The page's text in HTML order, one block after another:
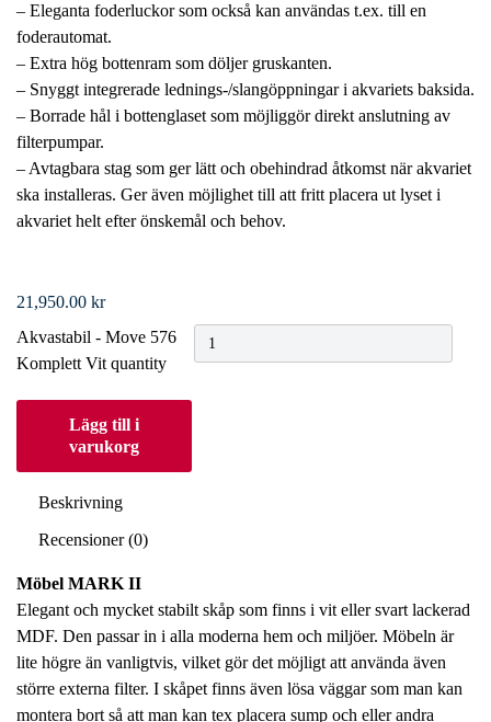
– Eleganta foderluckor som också kan användas t.ex. till en
foderautomat.
– Extra hög bottenram som döljer gruskanten.
– Snyggt integrerade lednings-/slangöppningar i akvariets baksida.
– Borrade hål i bottenglaset som möjliggör direkt anslutning av
filterpumpar.
– Avtagbara stag som ger lätt och obehindrad åtkomst när akvariet
ska installeras. Ger även möjlighet till att fritt placera ut lyset i
akvariet helt efter önskemål och behov.
21,950.00 kr
Akvastabil - Move 576
Komplett Vit quantity
Lägg till i
varukorg
Beskrivning
Recensioner (0)
Möbel MARK II
Elegant och mycket stabilt skåp som finns i vit eller svart lackerad
MDF. Den passar in i alla moderna hem och miljöer. Möbeln är
lite högre än vanligtvis, vilket gör det möjligt att använda även
större externa filter. I skåpet finns även lösa väggar som man kan
montera bort så att man kan tex placera sump och eller andra